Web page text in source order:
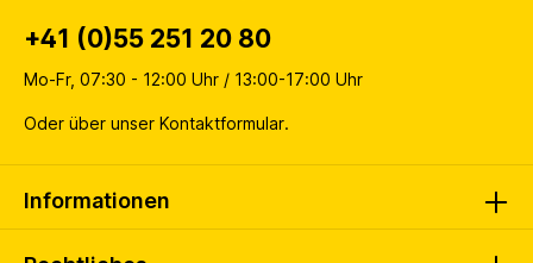
+41 (0)55 251 20 80
Mo-Fr, 07:30 - 12:00 Uhr / 13:00-17:00 Uhr
Oder über unser Kontaktformular.
Informationen